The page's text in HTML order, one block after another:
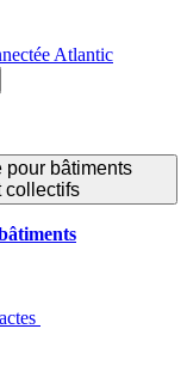
Atlantic
bâtiments
collectifs